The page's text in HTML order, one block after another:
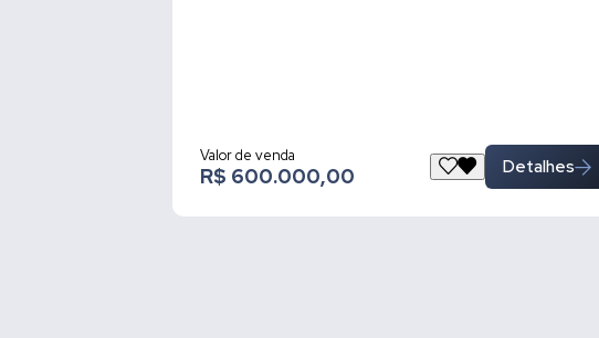
Valor de venda
R$ 600.000,00 Detalhes